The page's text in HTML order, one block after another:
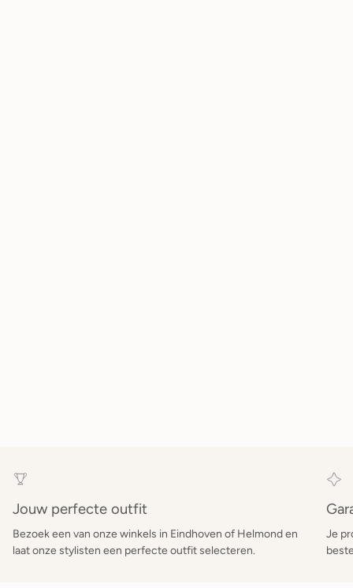
Jouw perfecte outfit
Bezoek een van onze winkels in Eindhoven of Helmond en
laat onze stylisten een perfecte outfit selecteren.
Je